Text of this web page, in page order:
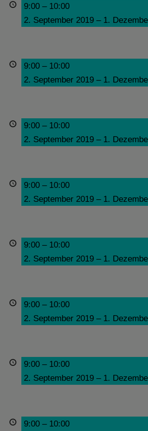
9:00 – 10:00
2. September 2019 – 1.
9:00 – 10:00
2. September 2019 – 1.
9:00 – 10:00
2. September 2019 – 1.
9:00 – 10:00
2. September 2019 – 1.
9:00 – 10:00
2. September 2019 – 1.
9:00 – 10:00
2. September 2019 – 1.
9:00 – 10:00
2. September 2019 – 1.
9:00 – 10:00